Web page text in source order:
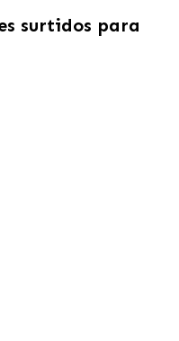
surtidos para